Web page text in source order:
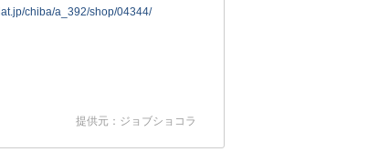
chiba/a_392/shop/04344/
提供元：ジョブショコラ